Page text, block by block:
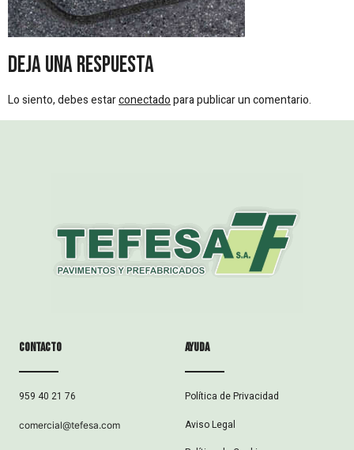
Deja una respuesta
Lo siento, debes estarconectadopara publicar un comentario.
Contacto
959 40 21 76
comercial@tefesa.com
ayuda
Política de Privacidad
Aviso Legal